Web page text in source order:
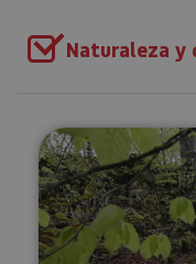
Naturaleza y